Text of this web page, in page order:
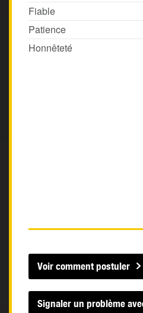
Fiable
Patience
Honnêteté
Voir comment postuler
Signaler un problème